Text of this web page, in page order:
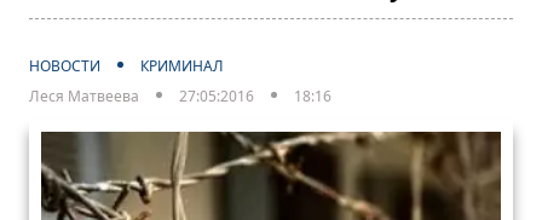
НОВОСТИ
КРИМИНАЛ
Леся Матвеева
27:05:2016 18:16